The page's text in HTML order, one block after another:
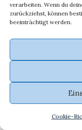
verarbeiten. Wenn du
zurückziehst, können
beeinträchtigt werden.
Cookie-
vorinstallierten
möglich ist. Nicht
Umwandeln von
Software oder
Denke daran,
Eine subtile